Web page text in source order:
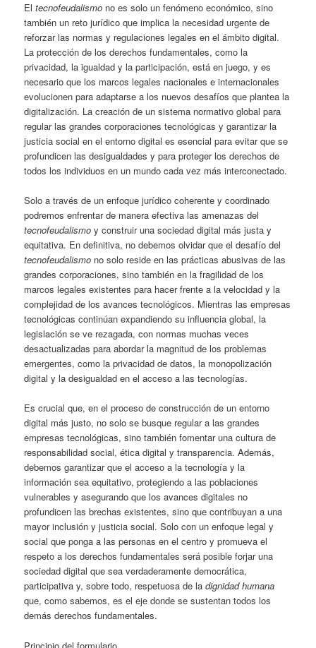
Eltecnofeudalismo no es solo un fenómeno económico, sino
también un reto jurídico que implica la necesidad urgente de
reforzar las normas y regulaciones legales en el ámbito digital.
La protección de los derechos fundamentales, como la
privacidad, la igualdad y la participación, está en juego, y es
necesario que los marcos legales nacionales e internacionales
evolucionen para adaptarse a los nuevos desafíos que plantea la
digitalización. La creación de un sistema normativo global para
regular las grandes corporaciones tecnológicas y garantizar la
justicia social en el entorno digital es esencial para evitar que se
profundicen las desigualdades y para proteger los derechos de
todos los individuos en un mundo cada vez más interconectado.
Solo a través de un enfoque jurídico coherente y coordinado
podremos enfrentar de manera efectiva las amenazas del
tecnofeudalismo y construir una sociedad digital más justa y
equitativa. En definitiva, no debemos olvidar que el desafío del
tecnofeudalismo no solo reside en las prácticas abusivas de las
grandes corporaciones, sino también en la fragilidad de los
marcos legales existentes para hacer frente a la velocidad y la
complejidad de los avances tecnológicos. Mientras las empresas
tecnológicas continúan expandiendo su influencia global, la
legislación se ve rezagada, con normas muchas veces
desactualizadas para abordar la magnitud de los problemas
emergentes, como la privacidad de datos, la monopolización
digital y la desigualdad en el acceso a las tecnologías.
Es crucial que, en el proceso de construcción de un entorno
digital más justo, no solo se busque regular a las grandes
empresas tecnológicas, sino también fomentar una cultura de
responsabilidad social, ética digital y transparencia. Además,
debemos garantizar que el acceso a la tecnología y la
información sea equitativo, protegiendo a las poblaciones
vulnerables y asegurando que los avances digitales no
profundicen las brechas existentes, sino que contribuyan a una
mayor inclusión y justicia social. Solo con un enfoque legal y
social que ponga a las personas en el centro y promueva el
respeto a los derechos fundamentales será posible forjar una
sociedad digital que sea verdaderamente democrática,
participativa y, sobre todo, respetuosa de ladignidad humana
que, como sabemos, es el eje donde se sustentan todos los
demás derechos fundamentales.
Principio del formulario